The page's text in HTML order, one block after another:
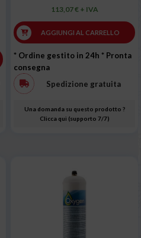
113,07 € + IVA
AGGIUNGI AL CARRELLO
* Ordine gestito in 24h * Pronta
consegna
Spedizione gratuita
Una domanda su questo prodotto ?
Clicca qui (supporto 7/7)